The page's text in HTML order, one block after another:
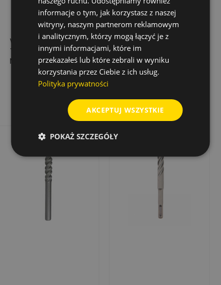
WIERTŁO UDAROWE
TRIJET ULTIMATE SDS-
MAX, 12,0 MM X
600/740 MM
Cena
388,07 zł
WIERTŁO DO BETONU
ACTIVE POWER 12 MM
X 150/90 MM
Cena
13,84 zł
Rabat
informacje o tym, jak korzystasz z naszej
witryny, naszym partnerom reklamowym
i analitycznym, którzy mogą łączyć je z
innymi informacjami, które im
przekazałeś lub które zebrali w wyniku
korzystania przez Ciebie z ich usług.
Polityka prywatności
AKCEPTUJ WSZYSTKIE
POKAŻ SZCZEGÓŁY